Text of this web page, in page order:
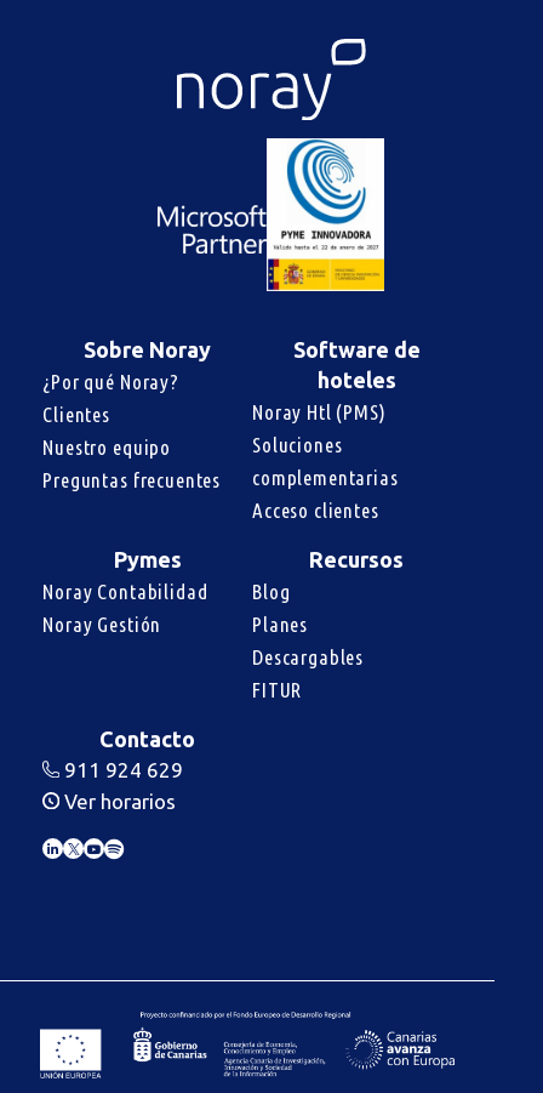
Sobre Noray
¿Por qué Noray?
Clientes
Nuestro equipo
Preguntas frecuentes
Software de
hoteles
Noray Htl (PMS)
Soluciones
complementarias
Acceso clientes
Pymes
Noray Contabilidad
Noray Gestión
Recursos
Blog
Planes
Descargables
FITUR
Contacto
Ver horarios
911 924 629